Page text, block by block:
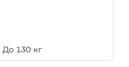
До 130 кг